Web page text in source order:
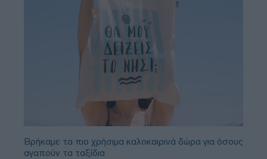
Βρήκαμε τα πιο χρήσιμα καλοκαιρινά δώρα για όσους
αγαπούν τα ταξίδια